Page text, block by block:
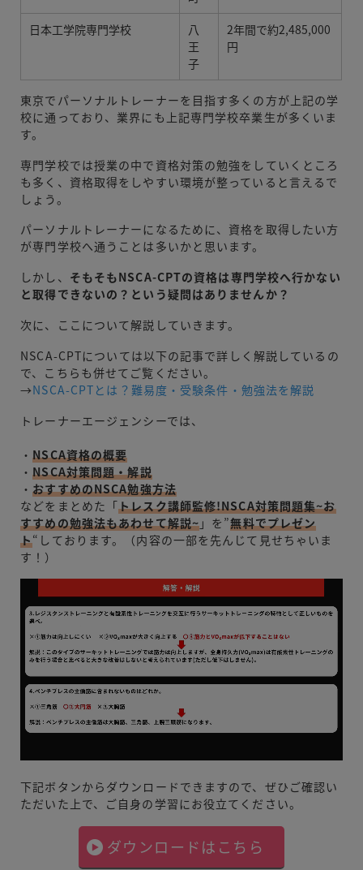
日本工学院専門学校
八
王
子
2年間で約2,485,000
円
東京でパーソナルトレーナーを目指す多くの方が上記の学
校に通っており、業界にも上記専門学校卒業生が多くいま
す。
専門学校では授業の中で資格対策の勉強をしていくところ
も多く、資格取得をしやすい環境が整っていると言えるで
しょう。
パーソナルトレーナーになるために、資格を取得したい方
が専門学校へ通うことは多いかと思います。
しかし、 そもそもNSCA-CPTの資格は専門学校へ行かない
と取得できないの？という疑問はありませんか？
次に、ここについて解説していきます。
NSCA-CPTについては以下の記事で詳しく解説しているの
で、こちらも併せてご覧ください。
→NSCA-CPTとは？難易度・受験条件・勉強法を解説
トレーナーエージェンシーでは、
・NSCA資格の概要
・NSCA対策問題・解説
・おすすめのNSCA勉強方法
などをまとめた「トレスク講師監修!NSCA対策問題集~お
すすめの勉強法もあわせて解説~ 」を”無料でプレゼン
ト“しております。（内容の一部を先んじて見せちゃいま
す！）
下記ボタンからダウンロードできますので、ぜひご確認い
ただいた上で、ご自身の学習にお役立てください。
ダウンロードはこちら